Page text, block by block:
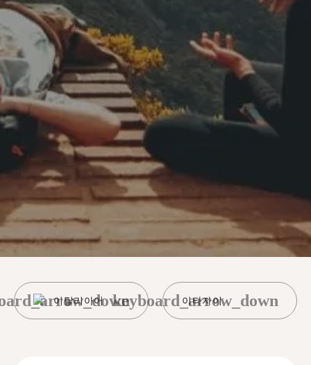
이탈리아어 이타자이
keyboard_arrow_down